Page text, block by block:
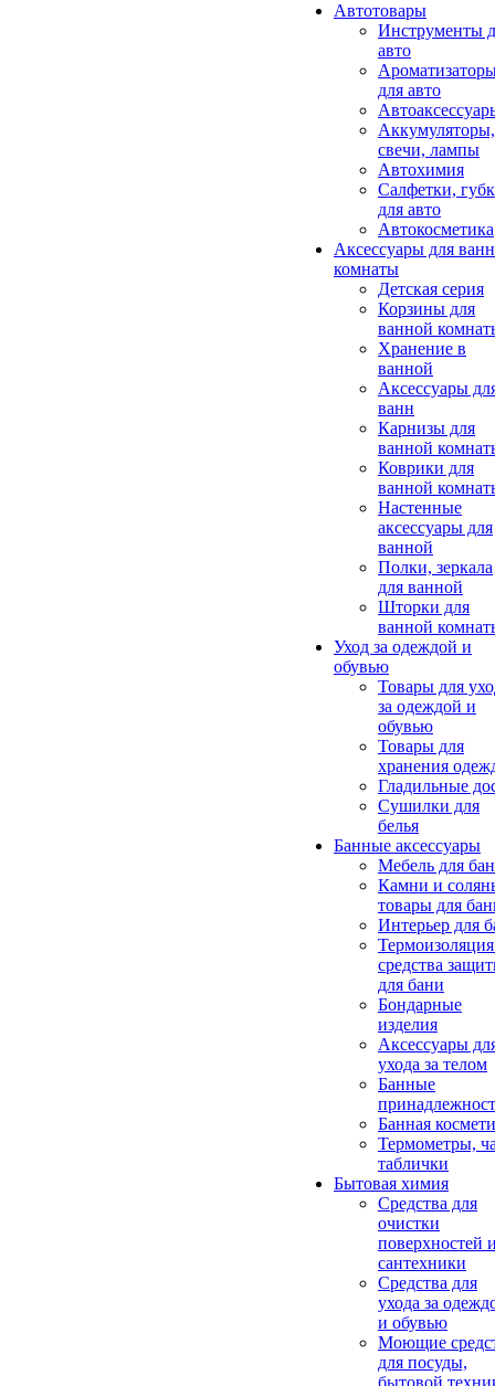
Автотовары
Инструменты
авто
для авто
Аккумуляторы,
свечи, лампы
Автохимия
Салфетки,
для авто
Автокосметика
Аксессуары для
комнаты
Детская серия
Корзины для
ванной
Хранение в
ванной
Аксессуары
ванн
Карнизы для
ванной
Коврики для
ванной
Настенные
аксессуары для
ванной
Полки, зеркала
для ванной
Шторки для
ванной
Уход за одеждой и
обувью
Товары для
за одеждой и
обувью
Товары для
хранения
Гладильные
Сушилки для
белья
Банные аксессуары
Мебель для
Камни и
товары для
Интерьер для
средства
для бани
Бондарные
изделия
Аксеcсуары
ухода за телом
Банные
Банная
Термометры,
таблички
Бытовая химия
Средства для
очистки
поверхностей
сантехники
Средства для
ухода за
и обувью
Моющие
для посуды,
бытовой